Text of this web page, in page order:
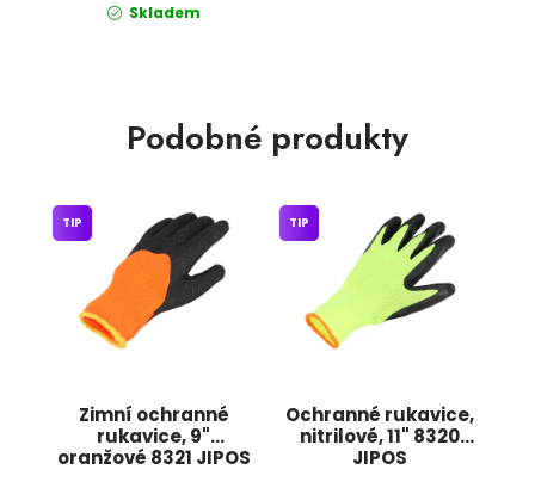
Skladem
Podobné produkty
Zimní ochranné
rukavice, 9"
oranžové 8321 JIPOS
TIP
Ochranné rukavice,
nitrilové, 11" 8320
JIPOS
TIP